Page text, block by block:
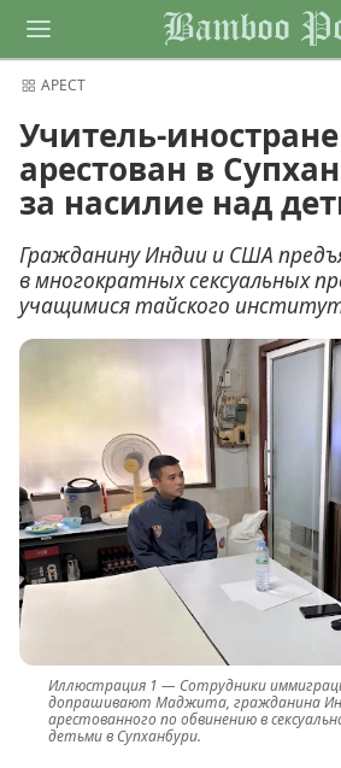
Bamboo
АРЕСТ
Учитель-
арестован в
за насилие над
Гражданину Индии и США
в многократных сексуальных
учащимися тайского
Сотрудники
допрашивают Маджита, гражданина
арестованного по обвинению в
детьми в Супханбури.